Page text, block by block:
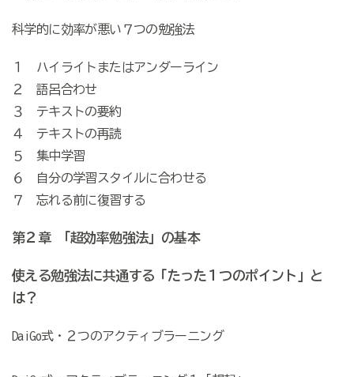
科学的に効率が悪い７つの勉強法
１ ハイライトまたはアンダーライン
２ 語呂合わせ
３ テキストの要約
４ テキストの再読
５ 集中学習
６ 自分の学習スタイルに合わせる
７ 忘れる前に復習する
第２章 「超効率勉強法」の基本
使える勉強法に共通する「たった１つのポイント」と
は？
DaiGo式・２つのアクティブラーニング